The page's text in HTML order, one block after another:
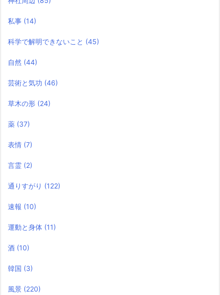
私事 (14)
科学で解明できないこと (45)
自然 (44)
芸術と気功 (46)
草木の形 (24)
薬 (37)
表情 (7)
言霊 (2)
通りすがり (122)
速報 (10)
運動と身体 (11)
酒 (10)
韓国 (3)
風景 (220)